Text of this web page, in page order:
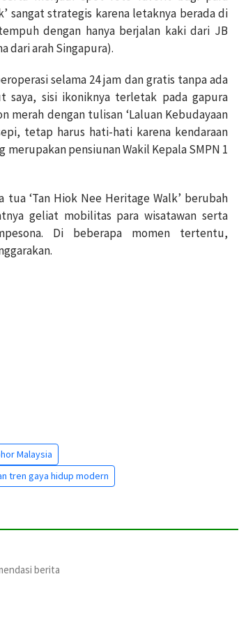
sangat strategis karena letaknya berada di
dengan hanya berjalan kaki dari JB
dari arah Singapura).
selama 24 jam dan gratis tanpa ada
saya, sisi ikoniknya terletak pada gapura
merah dengan tulisan ‘Laluan Kebudayaan
tetap harus hati-hati karena kendaraan
pensiunan Wakil Kepala SMPN 1
tua ‘Tan Hiok Nee Heritage Walk’ berubah
geliat mobilitas para wisatawan serta
Di beberapa momen tertentu,
Malaysia
tren gaya hidup modern
berita